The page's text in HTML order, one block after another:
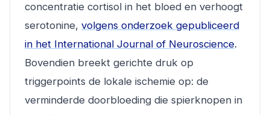
concentratie cortisol in het bloed en verhoogt
serotonine, volgens onderzoek gepubliceerd
in het International Journal of Neuroscience.
Bovendien breekt gerichte druk op
triggerpoints de lokale ischemie op: de
verminderde doorbloeding die spierknopen in